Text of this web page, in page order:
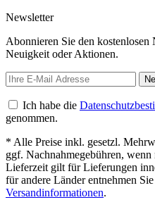
Newsletter
Abonnieren Sie den kostenlosen
Neuigkeit oder Aktionen.
Ich habe die
genommen.
* Alle Preise inkl. gesetzl.
ggf. Nachnahmegebühren, wenn
Lieferzeit gilt für Lieferungen
für andere Länder entnehmen
Versandinformationen.